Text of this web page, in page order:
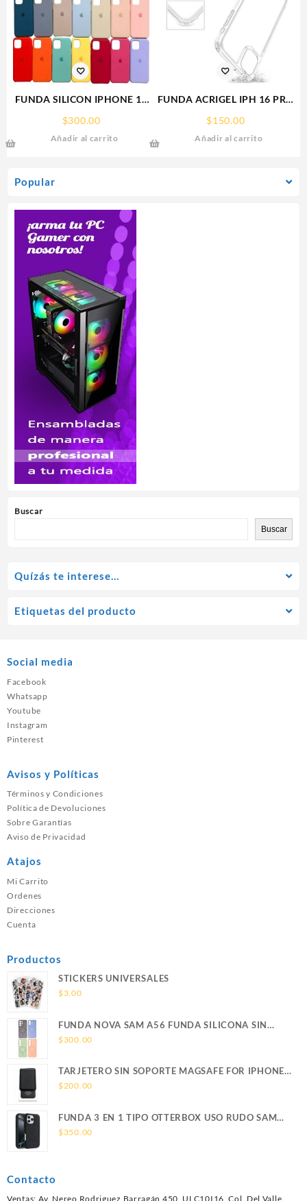
Popular
Buscar
Buscar
FUNDA SILICON IPHONE 13
SILICONE CASE SPC
$300.00
Añadir al carrito
FUNDA ACRIGEL IPH 16 PRO
MAX IPHONE
$150.00
Añadir al carrito
Quízás te interese…
Etiquetas del producto
Social media
Facebook
Whatsapp
Youtube
Instagram
Pinterest
Avisos y Políticas
Términos y Condiciones
Política de Devoluciones
Sobre Garantías
Aviso de Privacidad
Atajos
Mi Carrito
Ordenes
Direcciones
Cuenta
Productos
STICKERS UNIVERSALES
$3.00
FUNDA NOVA SAM A56 FUNDA SILICONA SIN
SOPORTE MAGNETICO SAMSUNG
$300.00
TARJETERO SIN SOPORTE MAGSAFE FOR IPHONE
LEATHER WALLET MAGSAFE
$200.00
FUNDA 3 EN 1 TIPO OTTERBOX USO RUDO SAM
S26 ULTRA SAMSUNG S26 ULTRA
$350.00
Contacto
Ventas: Av. Nereo Rodriguez Barragán 450, ULC10I16, Col. Del Valle,